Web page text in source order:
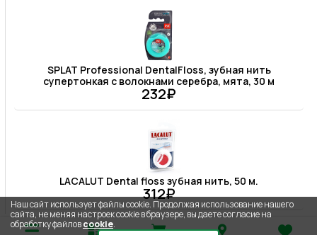
SPLAT Professional DentalFloss, зубная нить
супертонкая c волокнами серебра, мята, 30 м
232₽
LACALUT Dental floss зубная нить, 50 м.
312₽
Наш сайт использует файлы cookie. Продолжая использование нашего
сайта, не меняя настроек cookie в браузере, вы даете согласие на
обработку файловcookie.